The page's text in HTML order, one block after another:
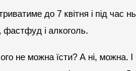
до 7 квітня і під час
фастфуд і алкоголь.
не можна їсти? А ні, можна.